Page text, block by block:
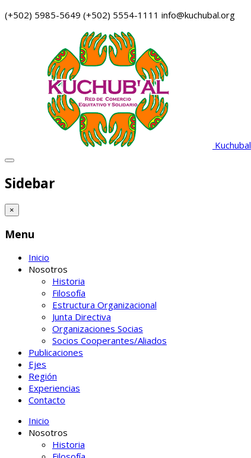
(+502) 5985-5649 (+502) 5554-1111 info@kuchubal.org
Kuchubal
Sidebar
×
Menu
Inicio
Nosotros
Historia
Filosofía
Estructura Organizacional
Junta Directiva
Organizaciones Socias
Socios Cooperantes/Aliados
Publicaciones
Ejes
Región
Experiencias
Contacto
Inicio
Nosotros
Historia